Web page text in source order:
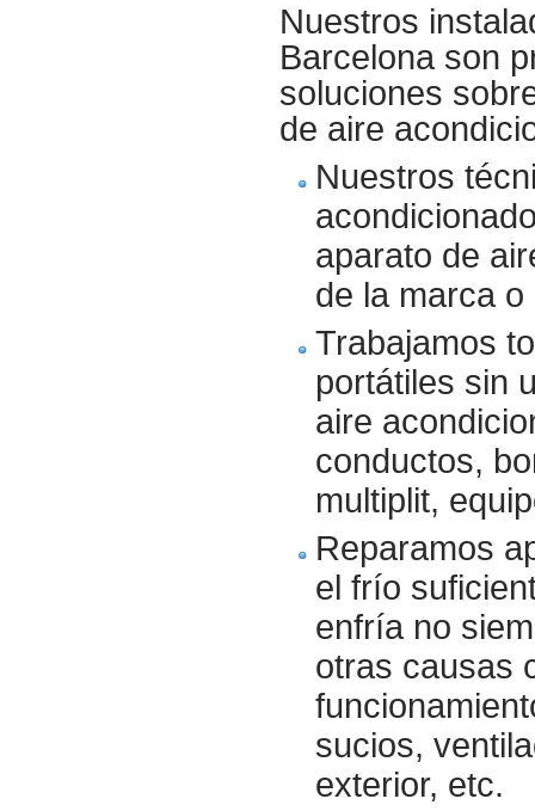
Nuestros
Barcelona son
soluciones
de aire
Nuestros
aparato de
de la marca
Trabajamos
portátiles sin
aire
conductos,
multiplit,
Reparamos
el frío
enfría no
otras causas
sucios,
exterior, etc.